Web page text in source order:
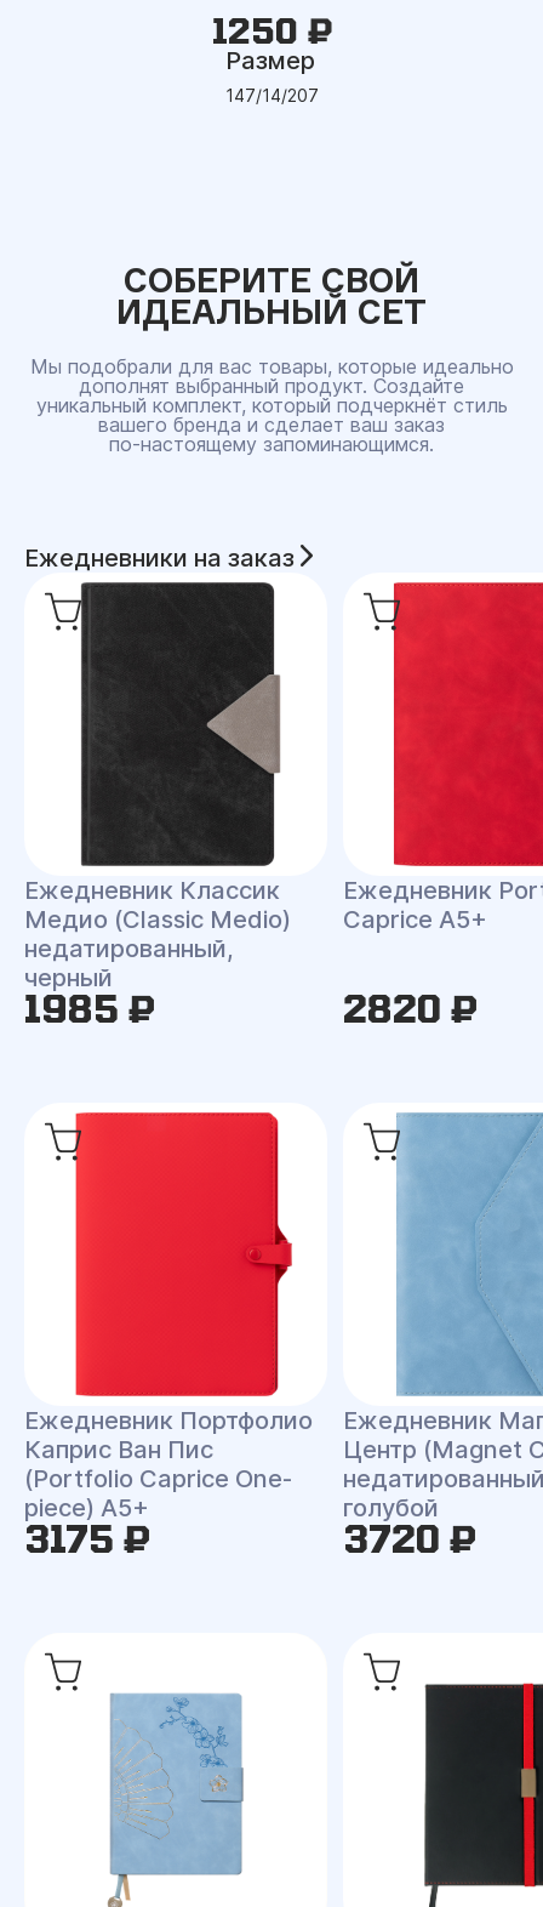
1250 ₽
Размер
147/14/207
СОБЕРИТЕ СВОЙ
ИДЕАЛЬНЫЙ СЕТ
Мы подобрали для вас товары, которые идеально
дополнят выбранный продукт. Создайте
уникальный комплект, который подчеркнёт стиль
вашего бренда и сделает ваш заказ
по‑настоящему запоминающимся.
Ежедневники на заказ
Ежедневник Классик
Медио (Classic Medio)
недатированный,
черный
1985 ₽
Ежедневник
Caprice A5+
2820 ₽
Ежедневник Портфолио
Каприс Ван Пис
(Portfolio Caprice One-
piece) A5+
3175 ₽
Ежедневник
Центр (Magnet
голубой
3720 ₽